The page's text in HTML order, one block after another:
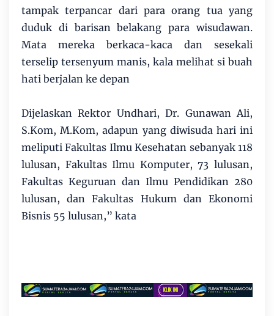
tampak terpancar dari para orang tua yang
duduk di barisan belakang para wi­su­dawan.
Mata mereka ber­kaca-kaca dan sesekali
terselip tersenyum manis, kala melihat si buah
hati berjalan ke depan
Dijelaskan Rektor Un­dha­ri, Dr. Gunawan Ali,
S.Kom, M.Kom, adapun yang diwisuda hari ini
meliputi Fakultas Ilmu Kesehatan sebanyak 118
lulusan, Fakultas Ilmu Komputer, 73 lulusan,
Fakultas Keguruan dan Ilmu Pendidikan 280
lulusan, dan Fakultas Hukum dan Ekonomi
Bisnis 55 lulusan,” kata